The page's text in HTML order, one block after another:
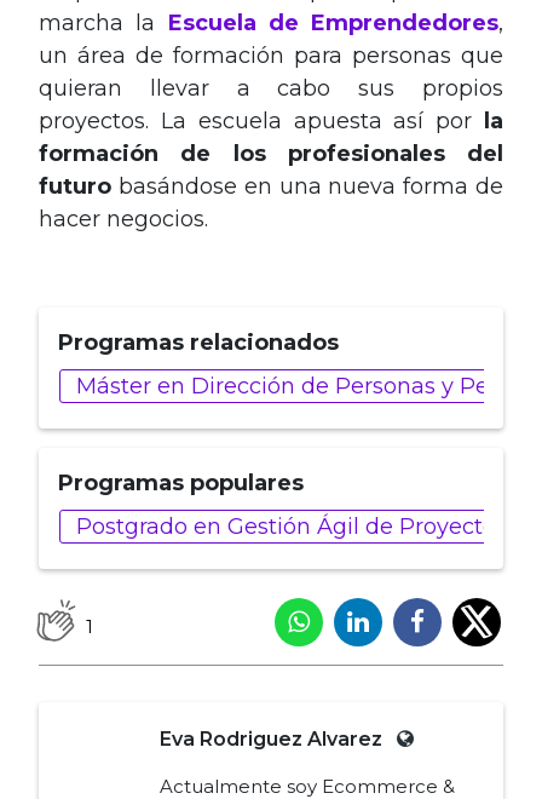
marcha la Escuela de Emprendedores,
un área de formación para personas que
quieran llevar a cabo sus propios
proyectos. La escuela apuesta así por
la
formación de los profesionales del
futuro basándose en una nueva forma de
hacer negocios.
Programas relacionados
Máster en Dirección de Personas y
Programas populares
Postgrado en Gestión Ágil de Proyectos
1
Eva Rodriguez Alvarez
Actualmente soy Ecommerce &